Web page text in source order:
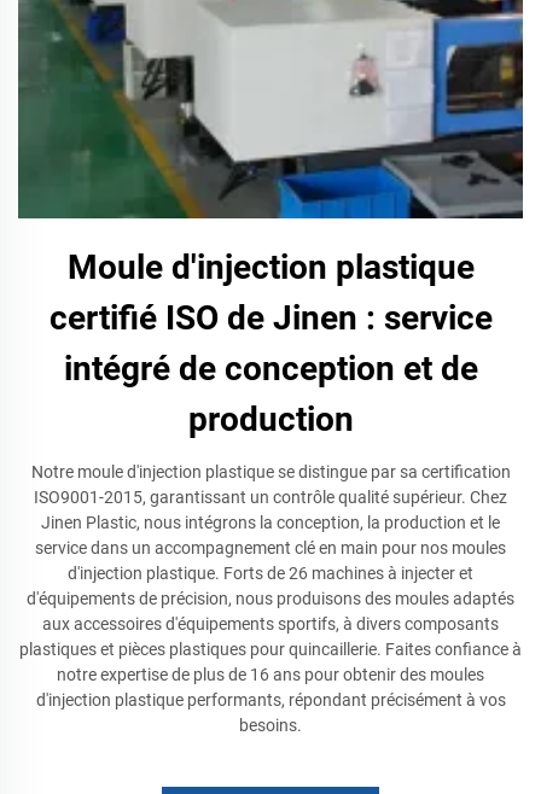
Moule d'injection plastique
certifié ISO de Jinen : service
intégré de conception et de
production
Notre moule d'injection plastique se distingue par sa certification
ISO9001-2015, garantissant un contrôle qualité supérieur. Chez
Jinen Plastic, nous intégrons la conception, la production et le
service dans un accompagnement clé en main pour nos moules
d'injection plastique. Forts de 26 machines à injecter et
d'équipements de précision, nous produisons des moules adaptés
aux accessoires d'équipements sportifs, à divers composants
plastiques et pièces plastiques pour quincaillerie. Faites confiance à
notre expertise de plus de 16 ans pour obtenir des moules
d'injection plastique performants, répondant précisément à vos
besoins.